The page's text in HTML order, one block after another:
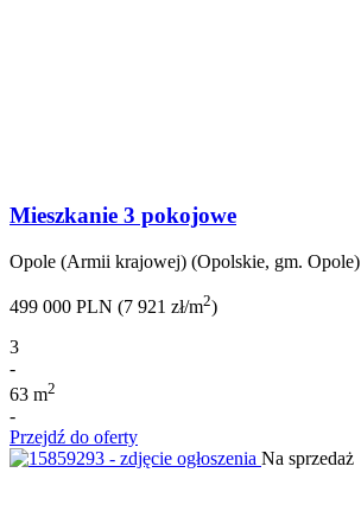
Mieszkanie 3 pokojowe
Opole (Armii krajowej) (Opolskie, gm. Opole)
499 000 PLN (7 921 zł/m2)
3
-
63 m2
-
Przejdź do oferty
Na sprzedaż